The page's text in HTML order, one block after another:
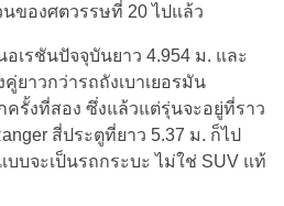
ของศตวรรษที่ 20 ไปแล้ว
อเรชันปัจจุบันยาว 4.954 ม. และ
คู่ยาวกว่ารถถังเบาเยอรมัน
ครั้งที่สอง ซึ่งแล้วแต่รุ่นจะอยู่ที่ราว
สี่ประตูที่ยาว 5.37 ม. ก็ไป
บจะเป็นรถกระบะ ไม่ใช่ SUV แท้